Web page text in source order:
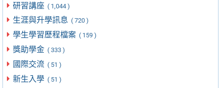
研習講座 ( 1,044 )
生涯與升學訊息 ( 720 )
學生學習歷程檔案 ( 159 )
獎助學金 ( 333 )
國際交流 ( 51 )
新生入學 ( 51 )